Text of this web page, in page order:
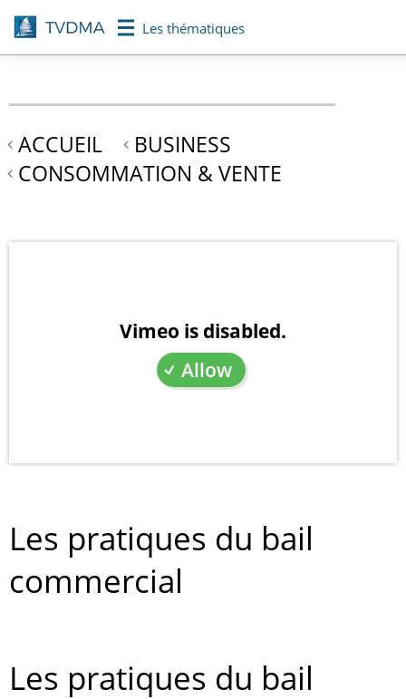
Aller
au
contenu
Les thématiques
ACCUEIL
BUSINESS
CONSOMMATION & VENTE
Vimeo is disabled.
Allow
Les pratiques du bail
commercial
Les pratiques du bail